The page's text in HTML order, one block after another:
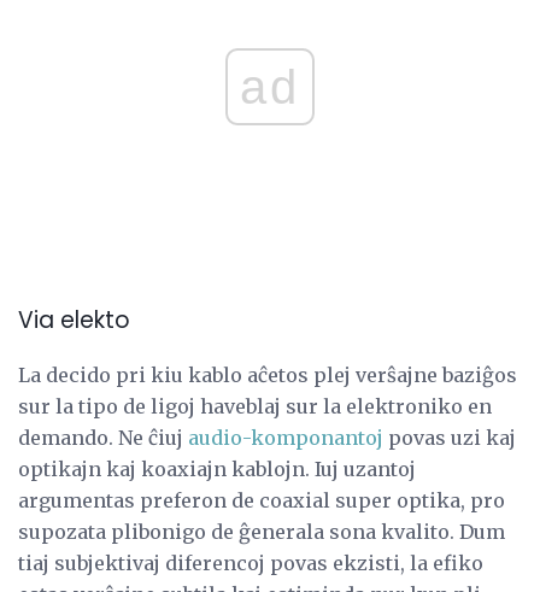
ad
Via elekto
La decido pri kiu kablo aĉetos plej verŝajne baziĝos
sur la tipo de ligoj haveblaj sur la elektroniko en
demando. Ne ĉiuj audio-komponantoj povas uzi kaj
optikajn kaj koaxiajn kablojn. Iuj uzantoj
argumentas preferon de coaxial super optika, pro
supozata plibonigo de ĝenerala sona kvalito. Dum
tiaj subjektivaj diferencoj povas ekzisti, la efiko